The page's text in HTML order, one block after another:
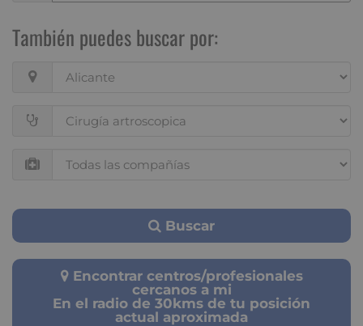
También puedes buscar por:
Buscar
Encontrar centros/profesionales
cercanos a mi
En el radio de 30kms de tu posición
actual aproximada